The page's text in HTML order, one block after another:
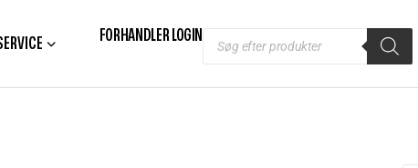
FORHANDLER LOGIN